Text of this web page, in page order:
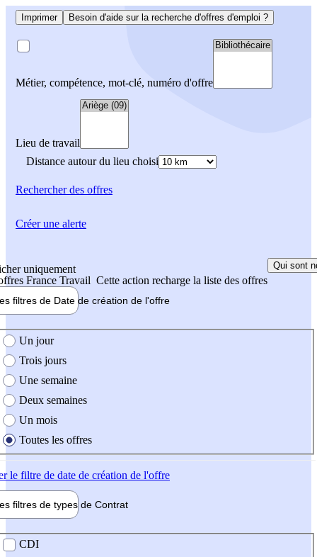
Imprimer Besoin d'aide sur la recherche d'offres d'emploi ?
Métier, compétence, mot-clé, numéro d'offre
Lieu de travail
Distance autour du lieu choisi
Rechercherdes offres
uniquement
France Travail Cette action recharge la liste des offres
Qui sont
filtres de Date de création de l'offre
création de l'offre
Un jour
Trois jours
Une semaine
Deux semaines
Un mois
Toutes les offres
le filtre de date de création de l'offre
filtres de types de Contrat
contrat
CDI
Créer une alerte